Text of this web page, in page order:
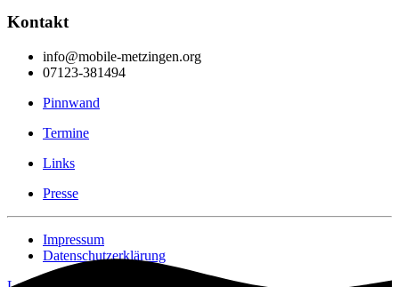
Kontakt
info@mobile-metzingen.org
07123-381494
Pinnwand
Termine
Links
Presse
Impressum
Datenschutzerklärung